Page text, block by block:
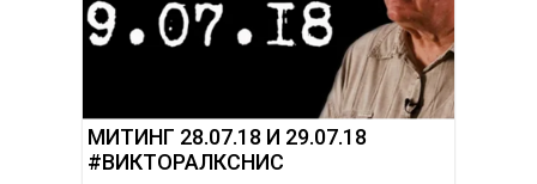
МИТИНГ 28.07.18 И 29.07.18
#ВИКТОРАЛКСНИС